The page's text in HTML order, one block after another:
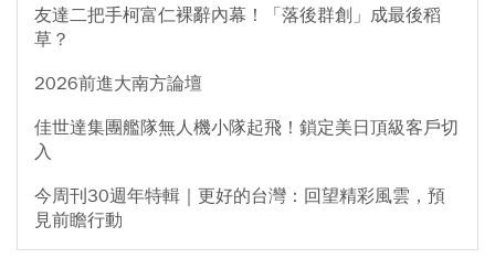
友達二把手柯富仁裸辭內幕！「落後群創」成最後稻
草？
2026前進大南方論壇
佳世達集團艦隊無人機小隊起飛！鎖定美日頂級客戶切
入
今周刊30週年特輯｜更好的台灣：回望精彩風雲，預
見前瞻行動